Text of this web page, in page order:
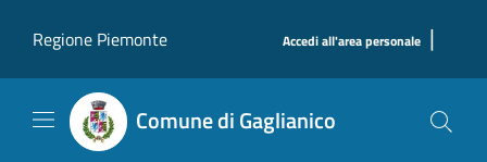
Regione Piemonte
Accedi all'area personale |
Comune di Gaglianico